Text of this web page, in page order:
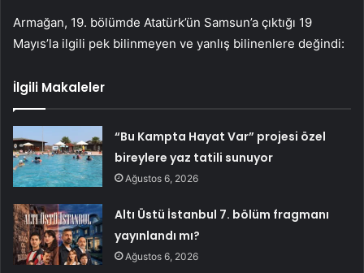
Armağan, 19. bölümde Atatürk’ün Samsun’a çıktığı 19
Mayıs’la ilgili pek bilinmeyen ve yanlış bilinenlere değindi:
İlgili Makaleler
“Bu Kampta Hayat Var” projesi özel
bireylere yaz tatili sunuyor
Ağustos 6, 2026
Altı Üstü İstanbul 7. bölüm fragmanı
yayınlandı mı?
Ağustos 6, 2026